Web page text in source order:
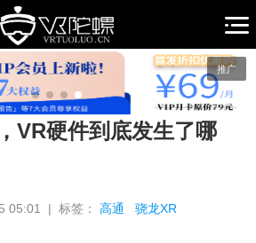
推广
VR硬件到底发生了哪
05:01 | 标签：高通 骁龙XR